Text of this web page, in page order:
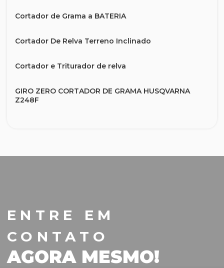
Cortador de Grama a BATERIA
Cortador De Relva Terreno Inclinado
Cortador e Triturador de relva
GIRO ZERO CORTADOR DE GRAMA HUSQVARNA
Z248F
Podador de galhos
ENTRE EM
CONTATO
AGORA MESMO!